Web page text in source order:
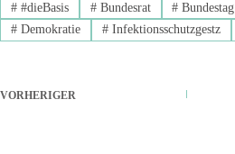
##dieBasis #Bundesrat # Bundestag
#Demokratie #Infektionsschutzgestz
VORHERIGER